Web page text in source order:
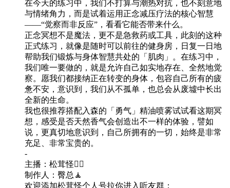
在今天的练习中，我们不打算与潮热对抗，也不刻意地
与情绪角力，而是试着运用正念减压疗法的核心智慧
——“觉察而非反应”，看看它能否带来什么。
正念冥想不是魔法，更不是急救药或工具，此刻的这种
正式练习，就像是随时可以前往的健身房，日复一日地
帮助我们锻炼与身体智慧共处的「肌肉」。在练习中，
我们唯一要做的，就是允许自己如实地存在、全然地觉
察。愿我们都接纳正在转变的身体，包容自己所有的疲
惫不安，意识到，我们从不孤单，也总会从废墟中长出
全新的生命。
我也很推荐搭配入森的「勇气」精油喷雾试试看这期冥
想，感受是否天然香气会创造出不一样的体验，譬如
说，更真切地意识到，自己所拥有的一切，始终是非常
充足、非常宝贵的。
-
主播：松茸怪🧘‍♀️
制作人：臀总🧘
欢迎添加松茸怪个人号拉你进入听友群：